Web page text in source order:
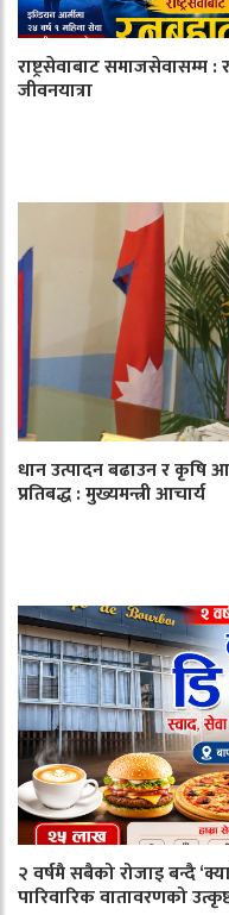
राष्ट्रसेवाबाट समाजसेवासम्म
जीवनयात्रा
धान उत्पादन बढाउन र कृषि
प्रतिबद्ध : मुख्यमन्त्री आचार्य
२ वर्षमै सबैको रोजाइ बन्दै
पारिवारिक वातावरणको